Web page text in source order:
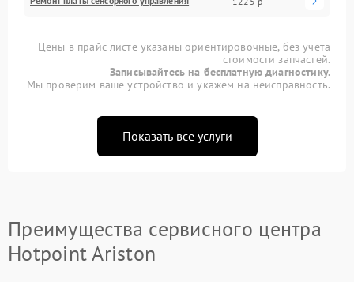
Цены в прайс-листе указаны ориентировочные, без учета
стоимости запчастей.
Записывайтесь на бесплатную диагностику.
Мы проверим ваше устройство и укажем на неисправность.
Показать все услуги
Преимущества сервисного центра
Hotpoint Ariston